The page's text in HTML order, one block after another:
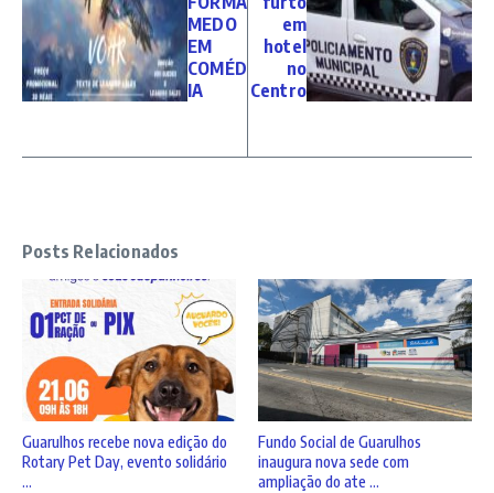
MEDO
EM
COMÉD
IA
em
hotel
no
Centro
Posts Relacionados
Guarulhos recebe nova edição do
Rotary Pet Day, evento solidário
...
Fundo Social de Guarulhos
inaugura nova sede com
ampliação do ate ...